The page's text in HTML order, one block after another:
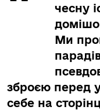
чесну
Ми
зброєю перед
себе на